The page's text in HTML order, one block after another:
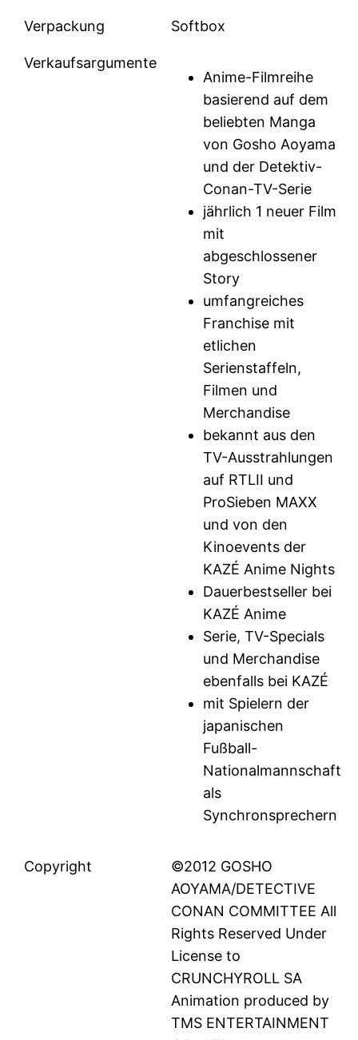
Verpackung Softbox
Verkaufsargumente
Anime-Filmreihe
basierend auf dem
beliebten Manga
von Gosho Aoyama
und der Detektiv-
Conan-TV-Serie
jährlich 1 neuer Film
mit
abgeschlossener
Story
umfangreiches
Franchise mit
etlichen
Serienstaffeln,
Filmen und
Merchandise
bekannt aus den
TV-Ausstrahlungen
auf RTLII und
ProSieben MAXX
und von den
Kinoevents der
KAZÉ Anime Nights
Dauerbestseller bei
KAZÉ Anime
Serie, TV-Specials
und Merchandise
ebenfalls bei KAZÉ
mit Spielern der
japanischen
Fußball-
Nationalmannschaft
als
Synchronsprechern
Copyright
©2012 GOSHO
AOYAMA/DETECTIVE
CONAN COMMITTEE All
Rights Reserved Under
License to
CRUNCHYROLL SA
Animation produced by
TMS ENTERTAINMENT